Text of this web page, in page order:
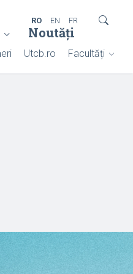
Noutăți
Utcb.ro Facultăți
RO EN FR